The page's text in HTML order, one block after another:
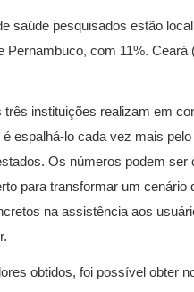
saúde pesquisados estão
com 11%. Ceará
instituições realizam em
espalhá-lo cada vez mais
Os números podem ser
para transformar um cenário
na assistência aos
obtidos, foi possível obter